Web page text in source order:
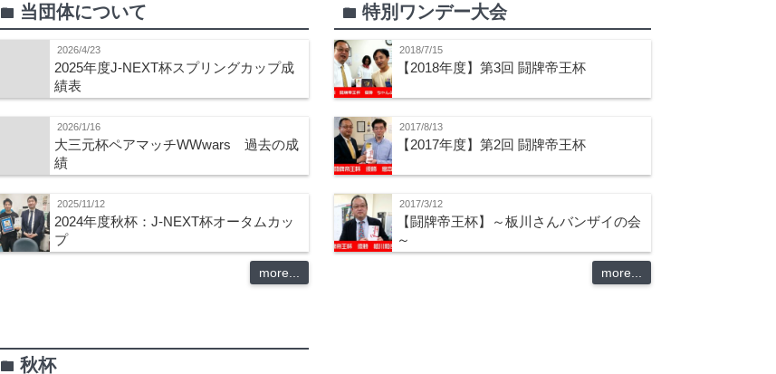
folder 当団体について
2026/4/23
2025年度J-NEXT杯スプリングカップ成
績表
2026/1/16
大三元杯ペアマッチWWwars 過去の成
績
2025/11/12
2024年度秋杯：J-NEXT杯オータムカッ
プ
more...
folder 特別ワンデー大会
2018/7/15
【2018年度】第3回 闘牌帝王杯
2017/8/13
【2017年度】第2回 闘牌帝王杯
2017/3/12
【闘牌帝王杯】～板川さんバンザイの会
～
more...
folder 秋杯